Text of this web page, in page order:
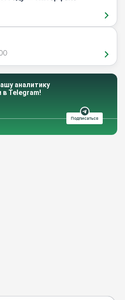
аналитику
в Telegram!
Подписаться